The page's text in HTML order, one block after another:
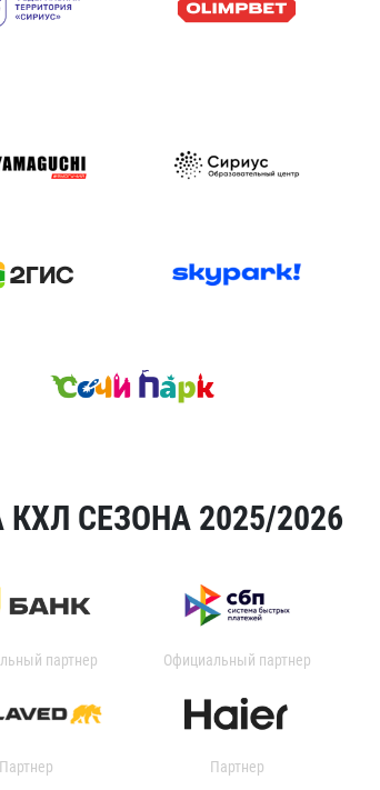
СЕЗОНА 2025/2026
партнер Официальный партнер
Партнер Партнер